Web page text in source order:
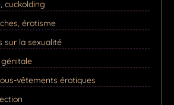
cuckolding
érotisme
sur la sexualité
vêtements érotiques